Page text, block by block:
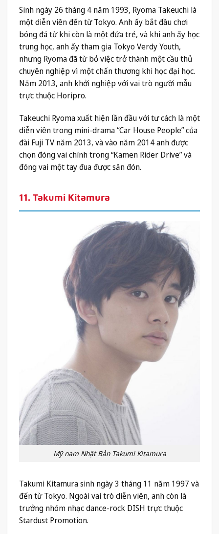
Sinh ngày 26 tháng 4 năm 1993, Ryoma Takeuchi là
một diễn viên đến từ Tokyo. Anh ấy bắt đầu chơi
bóng đá từ khi còn là một đứa trẻ, và khi anh ấy học
trung học, anh ấy tham gia Tokyo Verdy Youth,
nhưng Ryoma đã từ bỏ việc trở thành một cầu thủ
chuyên nghiệp vì một chấn thương khi học đại học.
Năm 2013, anh khởi nghiệp với vai trò người mẫu
trực thuộc Horipro.
Takeuchi Ryoma xuất hiện lần đầu với tư cách là một
diễn viên trong mini-drama “Car House People” của
đài Fuji TV năm 2013, và vào năm 2014 anh được
chọn đóng vai chính trong “Kamen Rider Drive” và
đóng vai một tay đua được săn đón.
11. Takumi Kitamura
Mỹ nam Nhật Bản Takumi Kitamura
Takumi Kitamura sinh ngày 3 tháng 11 năm 1997 và
đến từ Tokyo. Ngoài vai trò diễn viên, anh còn là
trưởng nhóm nhạc dance-rock DISH trực thuộc
Stardust Promotion.